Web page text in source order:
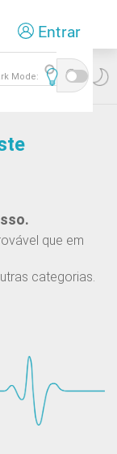
Entrar
Mode:
que em
categorias.